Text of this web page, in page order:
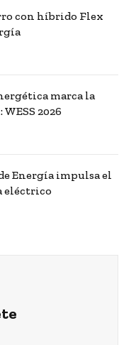
con híbrido Flex
marca la
2026
Energía impulsa el
eléctrico